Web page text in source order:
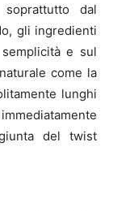
dal
gli ingredienti
e sul
come la
lunghi
del twist